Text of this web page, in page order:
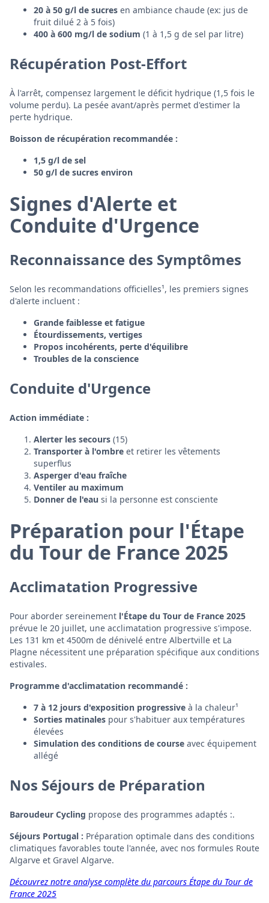
20 à 50 g/l de sucres en ambiance chaude (ex: jus de
fruit dilué 2 à 5 fois)
400 à 600 mg/l de sodium (1 à 1,5 g de sel par litre)
Récupération Post-Effort
À l'arrêt, compensez largement le déficit hydrique (1,5 fois le
volume perdu). La pesée avant/après permet d'estimer la
perte hydrique.
Boisson de récupération recommandée :
1,5 g/l de sel
50 g/l de sucres environ
Signes d'Alerte et
Conduite d'Urgence
Reconnaissance des Symptômes
Selon les recommandations officielles¹, les premiers signes
d'alerte incluent :
Grande faiblesse et fatigue
Étourdissements, vertiges
Propos incohérents, perte d'équilibre
Troubles de la conscience
Conduite d'Urgence
Action immédiate :
Alerter les secours (15)
Transporter à l'ombre et retirer les vêtements
superflus
Asperger d'eau fraîche
Ventiler au maximum
Donner de l'eau si la personne est consciente
Préparation pour l'Étape
du Tour de France 2025
Acclimatation Progressive
Pour aborder sereinement l'Étape du Tour de France 2025
prévue le 20 juillet, une acclimatation progressive s'impose.
Les 131 km et 4500m de dénivelé entre Albertville et La
Plagne nécessitent une préparation spécifique aux conditions
estivales.
Programme d'acclimatation recommandé :
7 à 12 jours d'exposition progressive à la chaleur¹
Sorties matinales pour s'habituer aux températures
élevées
Simulation des conditions de course avec équipement
allégé
Nos Séjours de Préparation
Baroudeur Cycling propose des programmes adaptés :.
Séjours Portugal : Préparation optimale dans des conditions
climatiques favorables toute l'année, avec nos formules Route
Algarve et Gravel Algarve.
Découvrez notre analyse complète du parcours Étape du Tour de
France 2025